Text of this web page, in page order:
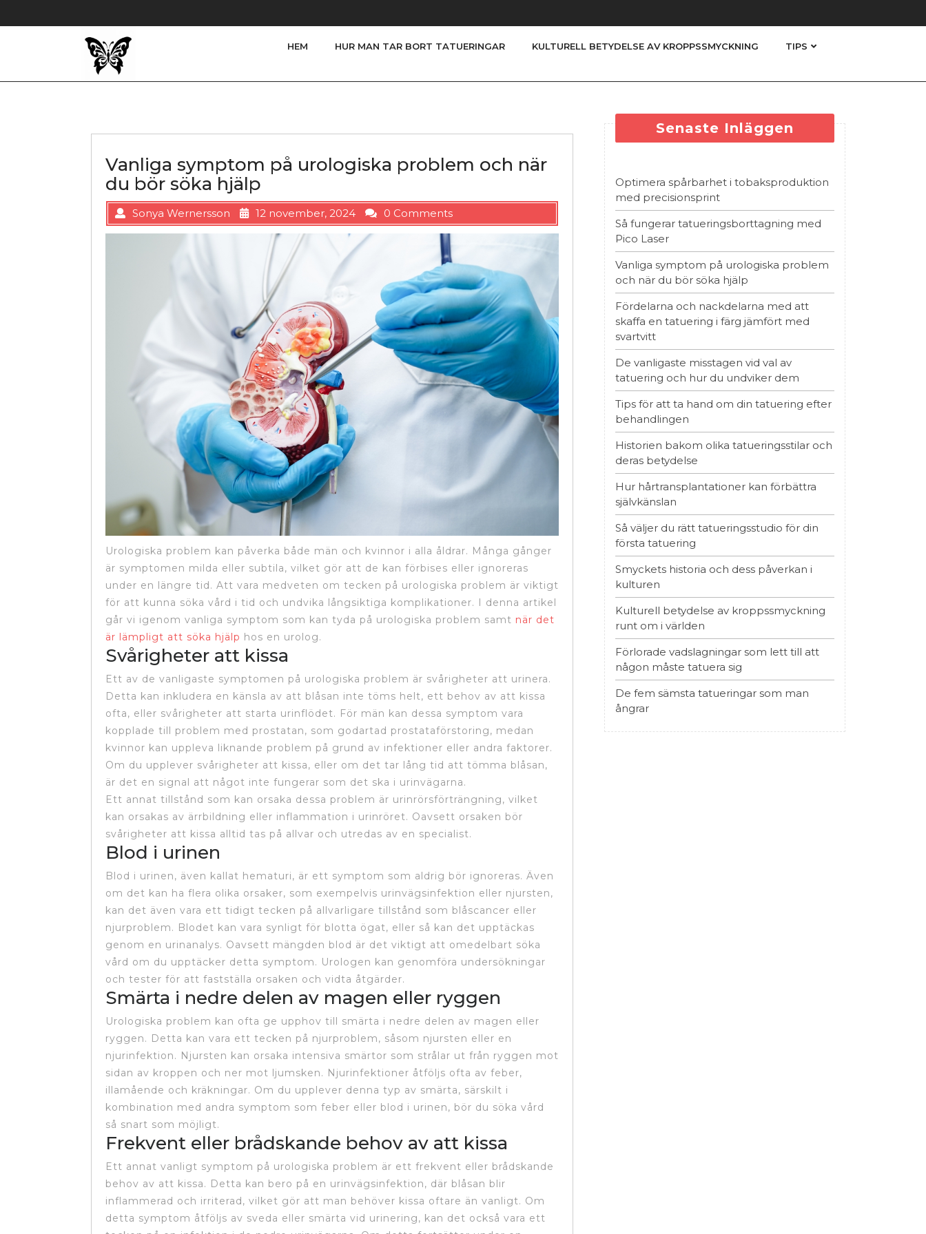
HEM HUR MAN TAR BORT TATUERINGAR KULTURELL BETYDELSE AV KROPPSSMYCKNING TIPS
Vanliga symptom på urologiska problem och när
du bör söka hjälp
Sonya Wernersson 12 november, 2024 0 Comments
Urologiska problem kan påverka både män och kvinnor i alla åldrar. Många gånger
är symptomen milda eller subtila, vilket gör att de kan förbises eller ignoreras
under en längre tid. Att vara medveten om tecken på urologiska problem är viktigt
för att kunna söka vård i tid och undvika långsiktiga komplikationer. I denna artikel
går vi igenom vanliga symptom som kan tyda på urologiska problem samt när det
är lämpligt att söka hjälp hos en urolog.
Svårigheter att kissa
Ett av de vanligaste symptomen på urologiska problem är svårigheter att urinera.
Detta kan inkludera en känsla av att blåsan inte töms helt, ett behov av att kissa
ofta, eller svårigheter att starta urinflödet. För män kan dessa symptom vara
kopplade till problem med prostatan, som godartad prostataförstoring, medan
kvinnor kan uppleva liknande problem på grund av infektioner eller andra faktorer.
Om du upplever svårigheter att kissa, eller om det tar lång tid att tömma blåsan,
är det en signal att något inte fungerar som det ska i urinvägarna.
Ett annat tillstånd som kan orsaka dessa problem är urinrörsförträngning, vilket
kan orsakas av ärrbildning eller inflammation i urinröret. Oavsett orsaken bör
svårigheter att kissa alltid tas på allvar och utredas av en specialist.
Blod i urinen
Blod i urinen, även kallat hematuri, är ett symptom som aldrig bör ignoreras. Även
om det kan ha flera olika orsaker, som exempelvis urinvägsinfektion eller njursten,
kan det även vara ett tidigt tecken på allvarligare tillstånd som blåscancer eller
njurproblem. Blodet kan vara synligt för blotta ögat, eller så kan det upptäckas
genom en urinanalys. Oavsett mängden blod är det viktigt att omedelbart söka
vård om du upptäcker detta symptom. Urologen kan genomföra undersökningar
och tester för att fastställa orsaken och vidta åtgärder.
Smärta i nedre delen av magen eller ryggen
Urologiska problem kan ofta ge upphov till smärta i nedre delen av magen eller
ryggen. Detta kan vara ett tecken på njurproblem, såsom njursten eller en
njurinfektion. Njursten kan orsaka intensiva smärtor som strålar ut från ryggen mot
sidan av kroppen och ner mot ljumsken. Njurinfektioner åtföljs ofta av feber,
illamående och kräkningar. Om du upplever denna typ av smärta, särskilt i
kombination med andra symptom som feber eller blod i urinen, bör du söka vård
så snart som möjligt.
Frekvent eller brådskande behov av att kissa
Ett annat vanligt symptom på urologiska problem är ett frekvent eller brådskande
behov av att kissa. Detta kan bero på en urinvägsinfektion, där blåsan blir
inflammerad och irriterad, vilket gör att man behöver kissa oftare än vanligt. Om
detta symptom åtföljs av sveda eller smärta vid urinering, kan det också vara ett
Senaste Inläggen
Optimera spårbarhet i tobaksproduktion
med precisionsprint
Så fungerar tatueringsborttagning med
Pico Laser
Vanliga symptom på urologiska problem
och när du bör söka hjälp
Fördelarna och nackdelarna med att
skaffa en tatuering i färg jämfört med
svartvitt
De vanligaste misstagen vid val av
tatuering och hur du undviker dem
Tips för att ta hand om din tatuering efter
behandlingen
Historien bakom olika tatueringsstilar och
deras betydelse
Hur hårtransplantationer kan förbättra
självkänslan
Så väljer du rätt tatueringsstudio för din
första tatuering
Smyckets historia och dess påverkan i
kulturen
Kulturell betydelse av kroppssmyckning
runt om i världen
Förlorade vadslagningar som lett till att
någon måste tatuera sig
De fem sämsta tatueringar som man
ångrar